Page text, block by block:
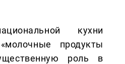
кухни
продукты
роль в